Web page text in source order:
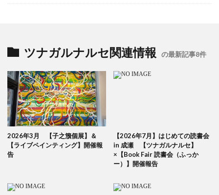
ツナガルナルセ関連情報 の最新記事8件
2026年3月 【子之籏個展】＆
【ライブペインティング】開催報
告
【2026年7月】はじめての読書会
in 成瀬 【ツナガルナルセ】
×【Book Fair 読書会（ふっか
ー）】開催報告